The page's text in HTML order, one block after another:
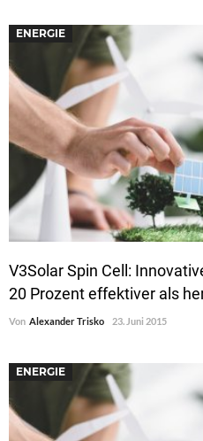
ENERGIE
V3Solar Spin Cell:
20 Prozent effektiver als
Von Alexander Trisko 23. Juni 2015
ENERGIE